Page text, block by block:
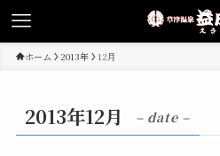
ホーム 2013年 12月
2013年12月 – date –